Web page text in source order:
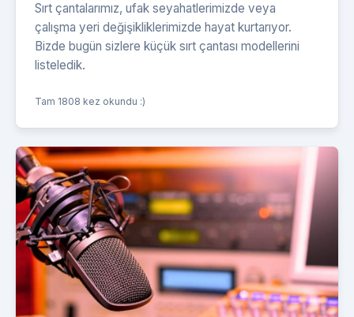
Sırt çantalarımız, ufak seyahatlerimizde veya
çalışma yeri değişikliklerimizde hayat kurtarıyor.
Bizde bugün sizlere küçük sırt çantası modellerini
listeledik.
Tam 1808 kez okundu :)